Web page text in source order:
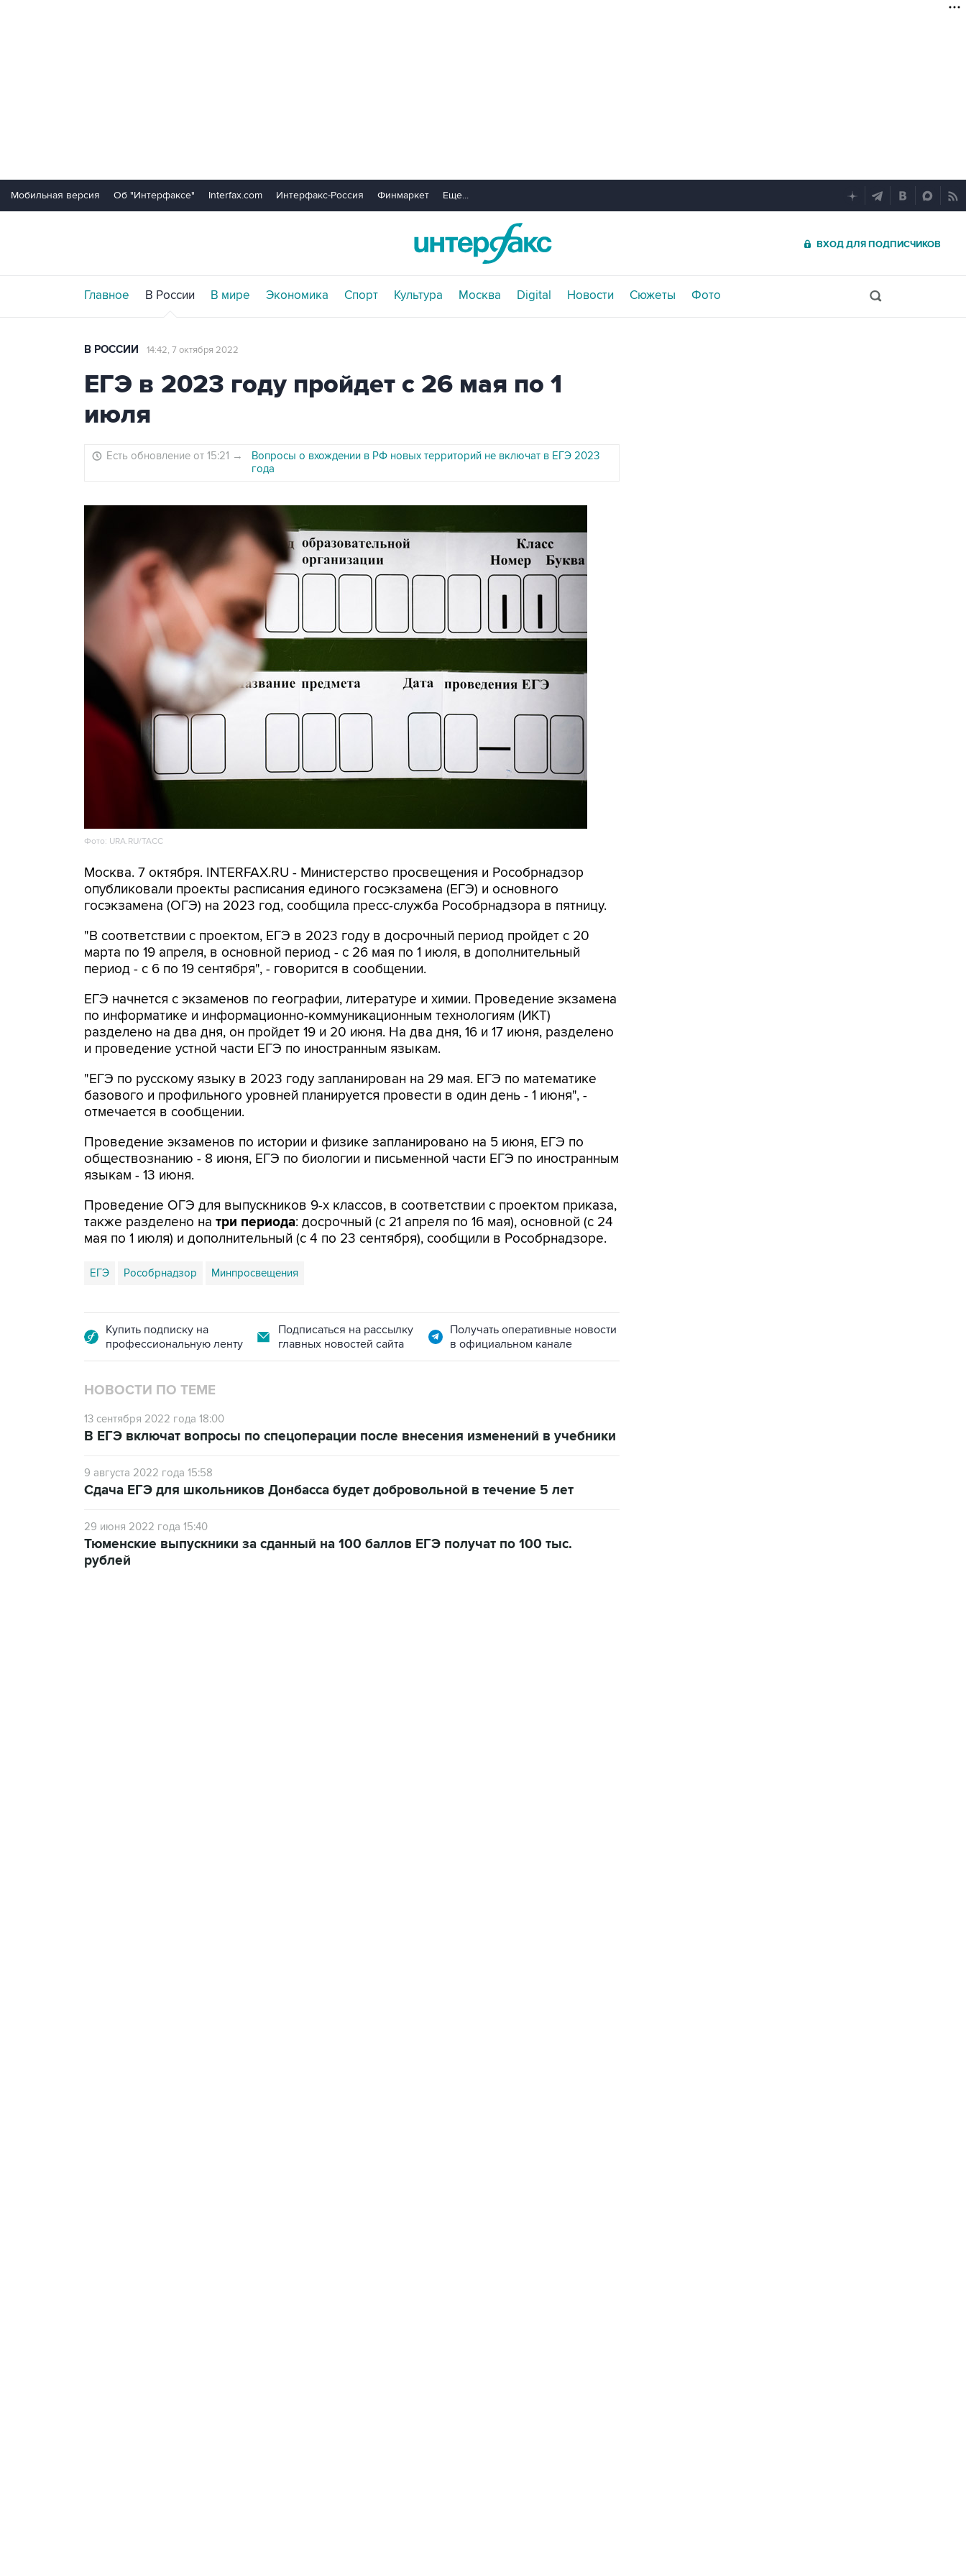
Мобильная версия Об "Интерфаксе" Interfax.com Интерфакс-Россия Финмаркет Еще...
ВХОД ДЛЯ ПОДПИСЧИКОВ
Главное В России В мире Экономика Спорт Культура Москва Digital Новости Сюжеты Фото
В РОССИИ 14:42, 7 октября 2022
ЕГЭ в 2023 году пройдет с 26 мая по 1
июля
Есть обновление от 15:21 →
Вопросы о вхождении в РФ новых территорий не включат в ЕГЭ 2023
года
Фото: URA.RU/ТАСС
Москва. 7 октября. INTERFAX.RU - Министерство просвещения и Рособрнадзор
опубликовали проекты расписания единого госэкзамена (ЕГЭ) и основного
госэкзамена (ОГЭ) на 2023 год, сообщила пресс-служба Рособрнадзора в пятницу.
"В соответствии с проектом, ЕГЭ в 2023 году в досрочный период пройдет с 20
марта по 19 апреля, в основной период - с 26 мая по 1 июля, в дополнительный
период - с 6 по 19 сентября", - говорится в сообщении.
ЕГЭ начнется с экзаменов по географии, литературе и химии. Проведение экзамена
по информатике и информационно-коммуникационным технологиям (ИКТ)
разделено на два дня, он пройдет 19 и 20 июня. На два дня, 16 и 17 июня, разделено
и проведение устной части ЕГЭ по иностранным языкам.
"ЕГЭ по русскому языку в 2023 году запланирован на 29 мая. ЕГЭ по математике
базового и профильного уровней планируется провести в один день - 1 июня", -
отмечается в сообщении.
Проведение экзаменов по истории и физике запланировано на 5 июня, ЕГЭ по
обществознанию - 8 июня, ЕГЭ по биологии и письменной части ЕГЭ по иностранным
языкам - 13 июня.
Проведение ОГЭ для выпускников 9-х классов, в соответствии с проектом приказа,
также разделено на три периода: досрочный (с 21 апреля по 16 мая), основной (с 24
мая по 1 июля) и дополнительный (с 4 по 23 сентября), сообщили в Рособрнадзоре.
ЕГЭ Рособрнадзор Минпросвещения
Купить подписку на
профессиональную ленту
Подписаться на рассылку
главных новостей сайта
Получать оперативные новости
в официальном канале
НОВОСТИ ПО ТЕМЕ
13 сентября 2022 года 18:00
В ЕГЭ включат вопросы по спецоперации после внесения изменений в учебники
9 августа 2022 года 15:58
Сдача ЕГЭ для школьников Донбасса будет добровольной в течение 5 лет
29 июня 2022 года 15:40
Тюменские выпускники за сданный на 100 баллов ЕГЭ получат по 100 тыс.
рублей